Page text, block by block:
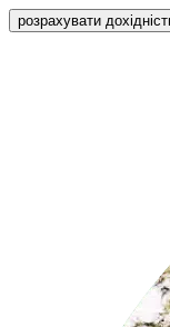
розрахувати